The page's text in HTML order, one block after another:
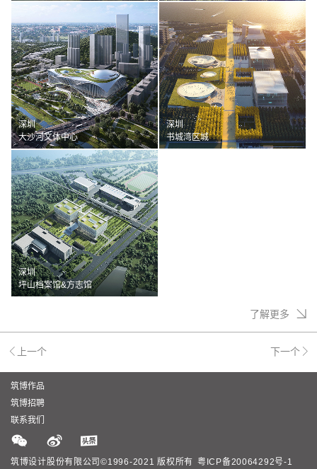
深圳
大沙河文体中心
深圳
书城湾区城
深圳
坪山档案馆&方志馆
了解更多
上一个 下一个
筑博作品
筑博招聘
联系我们
筑博设计股份有限公司©1996-2021 版权所有 粤ICP备20064292号-1